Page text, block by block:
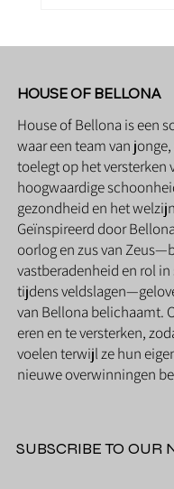
HOUSE OF BELLONA
House of Bellona is een
waar een team van
toelegt op het versterken
hoogwaardige
gezondheid en het
Geïnspireerd door
oorlog en zus van
vastberadenheid en rol
tijdens
van Bellona belichaamt.
eren en te versterken,
voelen terwijl ze hun
nieuwe overwinningen
SUBSCRIBE TO OUR